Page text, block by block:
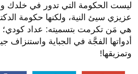
ليست الحكومة التي تدور في خلدك
عزيزي سيئ النية، ولكنها حكومة
هي مَن تكرمت بتسميته: عداد كودي؛
أدواتها الفجَّة في الجباية واستنزاف
وتمزيقها!